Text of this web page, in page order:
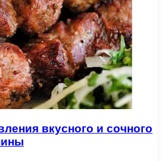
вкусного и сочного